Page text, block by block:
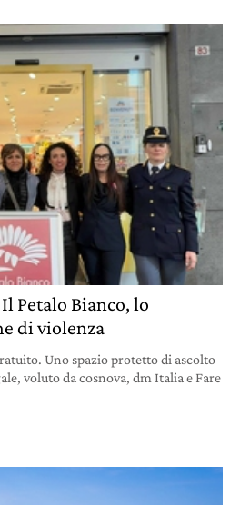
Petalo Bianco, lo
di violenza
Uno spazio protetto di ascolto
voluto da cosnova, dm Italia e Fare